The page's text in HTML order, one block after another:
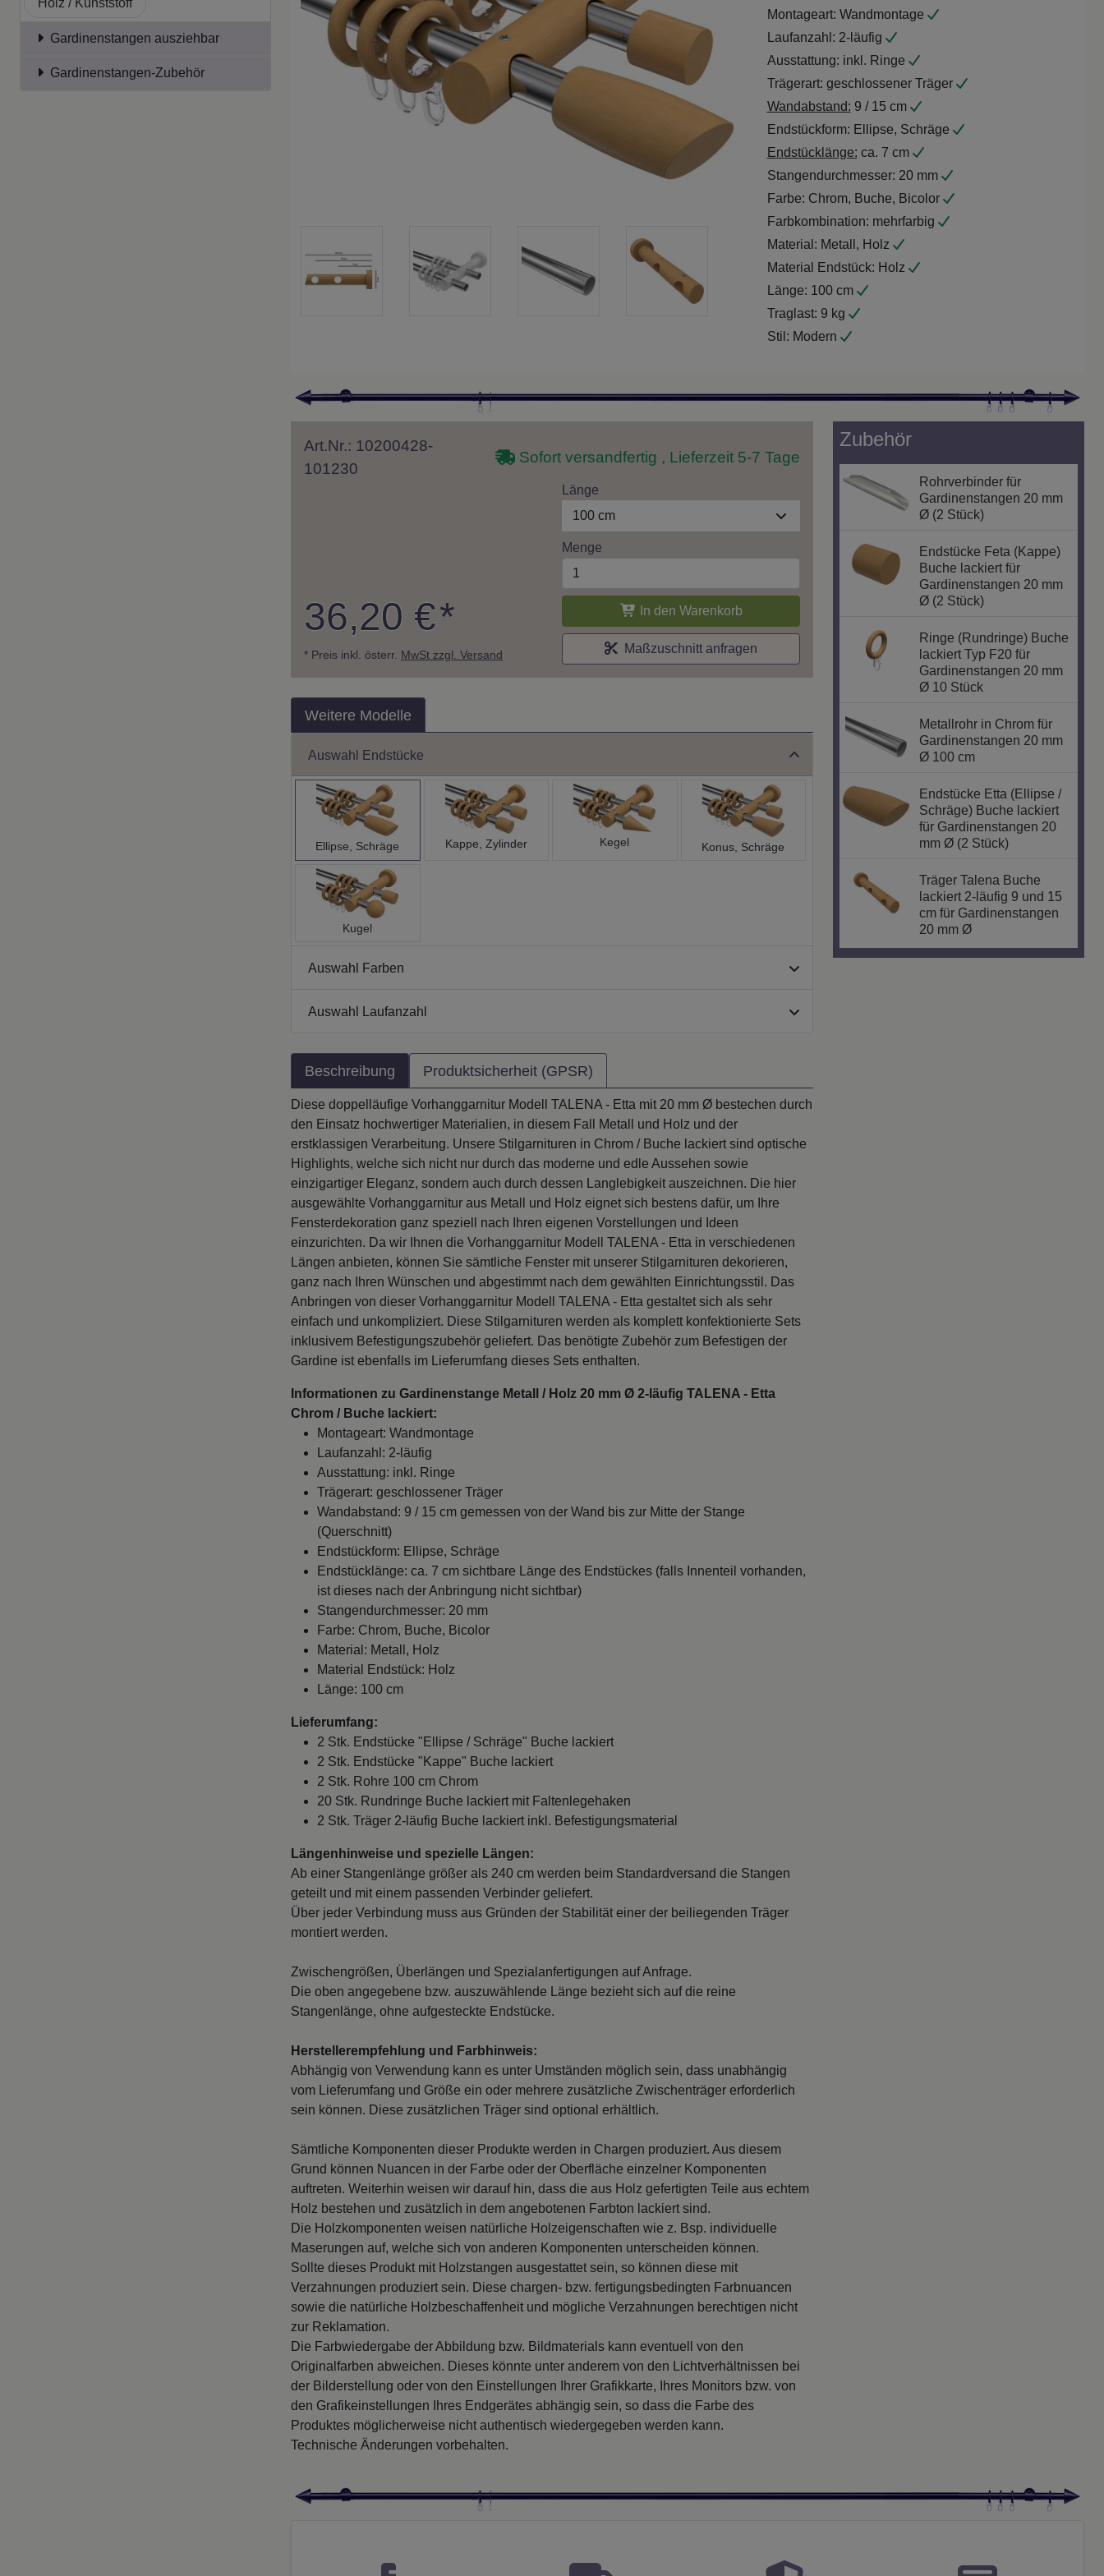
Holz / Kunststoff
Gardinenstangen ausziehbar
Gardinenstangen-Zubehör
Montageart: Wandmontage
Laufanzahl: 2-läufig
Ausstattung: inkl. Ringe
Trägerart: geschlossener Träger
Wandabstand: 9 / 15 cm
Endstückform: Ellipse, Schräge
Endstücklänge: ca. 7 cm
Stangendurchmesser: 20 mm
Farbe: Chrom, Buche, Bicolor
Farbkombination: mehrfarbig
Material: Metall, Holz
Material Endstück: Holz
Länge: 100 cm
Traglast: 9 kg
Stil: Modern
Art.Nr.: 10200428-
101230
Sofort versandfertig , Lieferzeit 5-7 Tage
36,20 €*
* Preis inkl. österr. MwSt zzgl. Versand
Länge
100 cm
Menge
In den Warenkorb
Maßzuschnitt anfragen
Weitere Modelle
Auswahl Endstücke
Ellipse, Schräge Kappe, Zylinder Kegel Konus, Schräge
Kugel
Auswahl Farben
Auswahl Laufanzahl
Beschreibung Produktsicherheit (GPSR)
Diese doppelläufige Vorhanggarnitur Modell TALENA - Etta mit 20 mm Ø bestechen durch
den Einsatz hochwertiger Materialien, in diesem Fall Metall und Holz und der
erstklassigen Verarbeitung. Unsere Stilgarnituren in Chrom / Buche lackiert sind optische
Highlights, welche sich nicht nur durch das moderne und edle Aussehen sowie
einzigartiger Eleganz, sondern auch durch dessen Langlebigkeit auszeichnen. Die hier
ausgewählte Vorhanggarnitur aus Metall und Holz eignet sich bestens dafür, um Ihre
Fensterdekoration ganz speziell nach Ihren eigenen Vorstellungen und Ideen
einzurichten. Da wir Ihnen die Vorhanggarnitur Modell TALENA - Etta in verschiedenen
Längen anbieten, können Sie sämtliche Fenster mit unserer Stilgarnituren dekorieren,
ganz nach Ihren Wünschen und abgestimmt nach dem gewählten Einrichtungsstil. Das
Anbringen von dieser Vorhanggarnitur Modell TALENA - Etta gestaltet sich als sehr
einfach und unkompliziert. Diese Stilgarnituren werden als komplett konfektionierte Sets
inklusivem Befestigungszubehör geliefert. Das benötigte Zubehör zum Befestigen der
Gardine ist ebenfalls im Lieferumfang dieses Sets enthalten.
Informationen zu Gardinenstange Metall / Holz 20 mm Ø 2-läufig TALENA - Etta
Chrom / Buche lackiert:
Montageart: Wandmontage
Laufanzahl: 2-läufig
Ausstattung: inkl. Ringe
Trägerart: geschlossener Träger
Wandabstand: 9 / 15 cm gemessen von der Wand bis zur Mitte der Stange
(Querschnitt)
Endstückform: Ellipse, Schräge
Endstücklänge: ca. 7 cm sichtbare Länge des Endstückes (falls Innenteil vorhanden,
ist dieses nach der Anbringung nicht sichtbar)
Stangendurchmesser: 20 mm
Farbe: Chrom, Buche, Bicolor
Material: Metall, Holz
Material Endstück: Holz
Länge: 100 cm
Lieferumfang:
2 Stk. Endstücke "Ellipse / Schräge" Buche lackiert
2 Stk. Endstücke "Kappe" Buche lackiert
2 Stk. Rohre 100 cm Chrom
20 Stk. Rundringe Buche lackiert mit Faltenlegehaken
2 Stk. Träger 2-läufig Buche lackiert inkl. Befestigungsmaterial
Längenhinweise und spezielle Längen:
Ab einer Stangenlänge größer als 240 cm werden beim Standardversand die Stangen
geteilt und mit einem passenden Verbinder geliefert.
Über jeder Verbindung muss aus Gründen der Stabilität einer der beiliegenden Träger
montiert werden.
Zwischengrößen, Überlängen und Spezialanfertigungen auf Anfrage.
Die oben angegebene bzw. auszuwählende Länge bezieht sich auf die reine
Stangenlänge, ohne aufgesteckte Endstücke.
Herstellerempfehlung und Farbhinweis:
Abhängig von Verwendung kann es unter Umständen möglich sein, dass unabhängig
vom Lieferumfang und Größe ein oder mehrere zusätzliche Zwischenträger erforderlich
sein können. Diese zusätzlichen Träger sind optional erhältlich.
Sämtliche Komponenten dieser Produkte werden in Chargen produziert. Aus diesem
Grund können Nuancen in der Farbe oder der Oberfläche einzelner Komponenten
auftreten. Weiterhin weisen wir darauf hin, dass die aus Holz gefertigten Teile aus echtem
Holz bestehen und zusätzlich in dem angebotenen Farbton lackiert sind.
Die Holzkomponenten weisen natürliche Holzeigenschaften wie z. Bsp. individuelle
Maserungen auf, welche sich von anderen Komponenten unterscheiden können.
Sollte dieses Produkt mit Holzstangen ausgestattet sein, so können diese mit
Verzahnungen produziert sein. Diese chargen- bzw. fertigungsbedingten Farbnuancen
sowie die natürliche Holzbeschaffenheit und mögliche Verzahnungen berechtigen nicht
zur Reklamation.
Die Farbwiedergabe der Abbildung bzw. Bildmaterials kann eventuell von den
Originalfarben abweichen. Dieses könnte unter anderem von den Lichtverhältnissen bei
der Bilderstellung oder von den Einstellungen Ihrer Grafikkarte, Ihres Monitors bzw. von
den Grafikeinstellungen Ihres Endgerätes abhängig sein, so dass die Farbe des
Produktes möglicherweise nicht authentisch wiedergegeben werden kann.
Technische Änderungen vorbehalten.
Zubehör
Rohrverbinder für
Gardinenstangen 20 mm
Ø (2 Stück)
Endstücke Feta (Kappe)
Buche lackiert für
Gardinenstangen 20 mm
Ø (2 Stück)
Ringe (Rundringe) Buche
lackiert Typ F20 für
Gardinenstangen 20 mm
Ø 10 Stück
Metallrohr in Chrom für
Gardinenstangen 20 mm
Ø 100 cm
Endstücke Etta (Ellipse /
Schräge) Buche lackiert
für Gardinenstangen 20
mm Ø (2 Stück)
Träger Talena Buche
lackiert 2-läufig 9 und 15
cm für Gardinenstangen
20 mm Ø